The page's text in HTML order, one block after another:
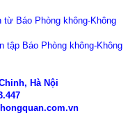
từ Báo Phòng không-Không
tập Báo Phòng không-Không
Hà Nội